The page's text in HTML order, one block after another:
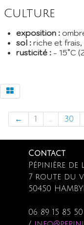
Culture
exposition :
sol : riche et frais,
rusticité : - 15°C
← 1 ... 30
Contact
Pépinière
7 route du
50450
06 89 15 85 50